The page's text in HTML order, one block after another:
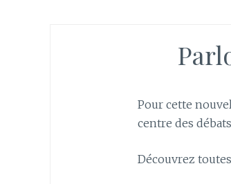
Pour cette
centre des
Découvrez